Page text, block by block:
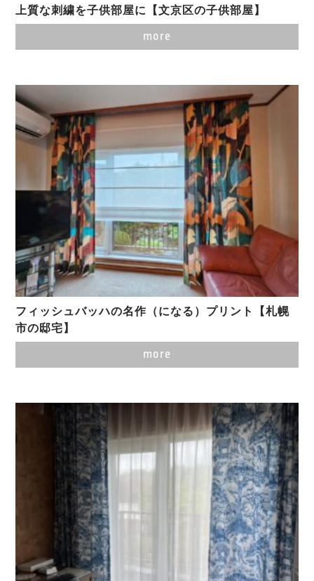
上質な刺繍を子供部屋に【文京区の子供部屋】
more
フィッシュバッハの名作（になる）プリント【札幌
市の邸宅】
more